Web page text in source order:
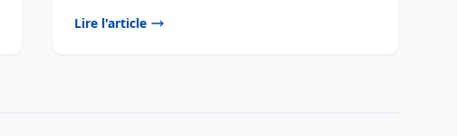
Lire l'article